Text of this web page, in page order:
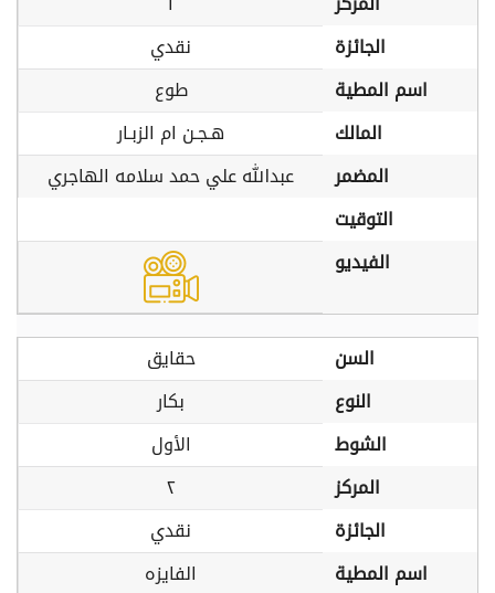
الجائزة
نقدي
اسم المطية
طوع
المالك
هـجـن ام الزبـار
المضمر
عبدالله علي حمد سلامه الهاجري
التوقيت
الفيديو
السن
حقايق
النوع
بكار
الشوط
الأول
المركز
٢
الجائزة
نقدي
اسم المطية
الفايزه